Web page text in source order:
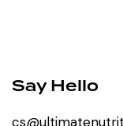
Say Hello